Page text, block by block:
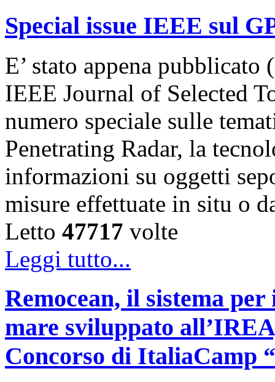
Special issue IEEE sul
E’ stato appena
IEEE Journal of Selected
numero speciale sulle
Penetrating Radar, la
informazioni su oggetti
misure effettuate in situ o
Letto 47717 volte
Leggi tutto...
Remocean, il sistema
mare sviluppato
Concorso di ItaliaCamp